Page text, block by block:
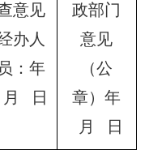
意见
办人
员：年
月 日
政部门
意见
（公
章）年
月 日